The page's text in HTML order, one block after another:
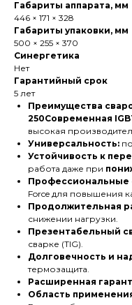
Габариты аппарата, мм
446 × 171 × 328
Габариты упаковки, мм
500 × 255 × 370
Синергетика
Нет
Гарантийный срок
5 лет
Преимущества
250Современная
высокая
Универсальность:
Устойчивость к
работа даже при
Профессиональные
Force для повышения
Продолжительная
снижении нагрузки.
Презентабельный
сварке (TIG).
Долговечность и
термозащита.
Расширенная
Область